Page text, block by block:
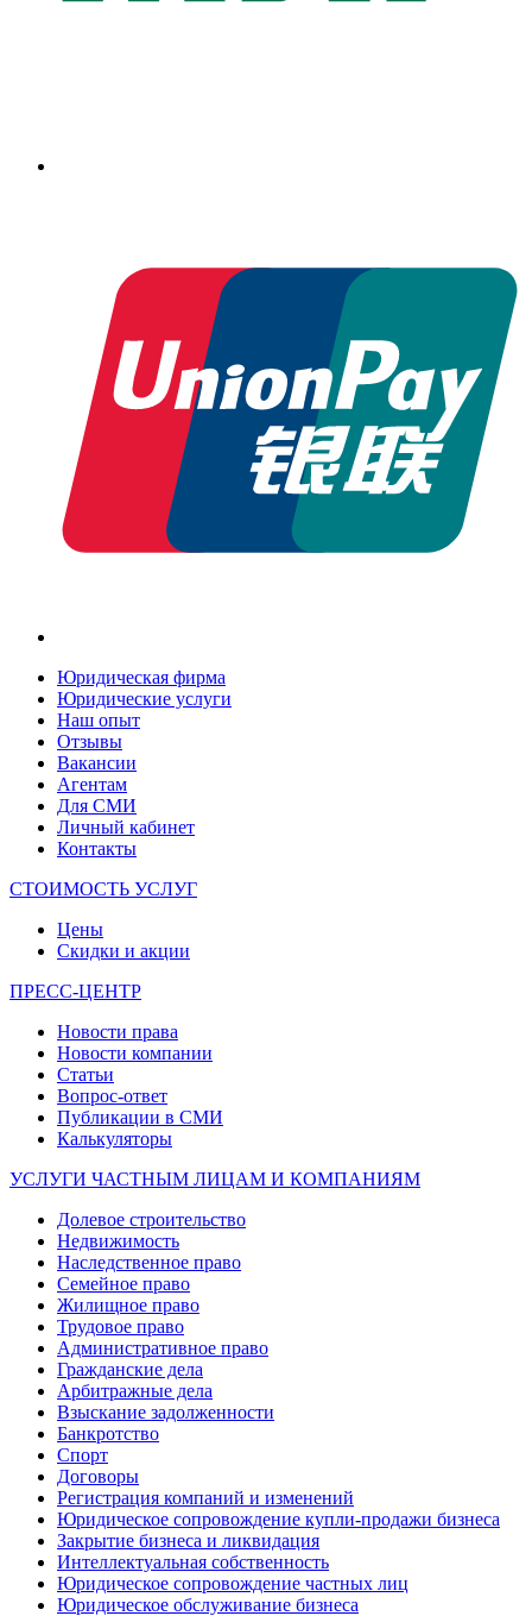
Юридическая фирма
Юридические услуги
Наш опыт
Отзывы
Вакансии
Агентам
Для СМИ
Личный кабинет
Контакты
СТОИМОСТЬ УСЛУГ
Цены
Скидки и акции
ПРЕСС-ЦЕНТР
Новости права
Новости компании
Статьи
Вопрос-ответ
Публикации в СМИ
Калькуляторы
УСЛУГИ ЧАСТНЫМ ЛИЦАМ И КОМПАНИЯМ
Долевое строительство
Недвижимость
Наследственное право
Семейное право
Жилищное право
Трудовое право
Административное право
Гражданские дела
Арбитражные дела
Взыскание задолженности
Банкротство
Спорт
Договоры
Регистрация компаний и изменений
Юридическое сопровождение купли-продажи бизнеса
Закрытие бизнеса и ликвидация
Интеллектуальная собственность
Юридическое сопровождение частных лиц
Юридическое обслуживание бизнеса